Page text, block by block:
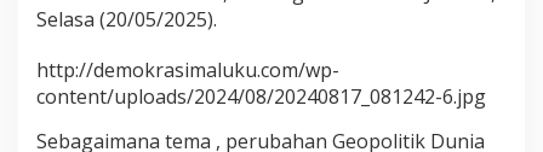
Selasa (20/05/2025).
http://demokrasimaluku.com/wp-
content/uploads/2024/08/20240817_081242-6.jpg
Sebagaimana tema , perubahan Geopolitik Dunia